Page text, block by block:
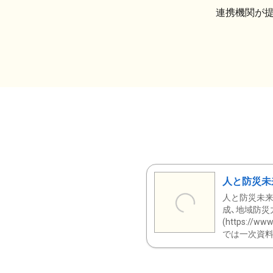
連携機関が
人と防災
人と防災未
成、地域防
(https://
では一次資料